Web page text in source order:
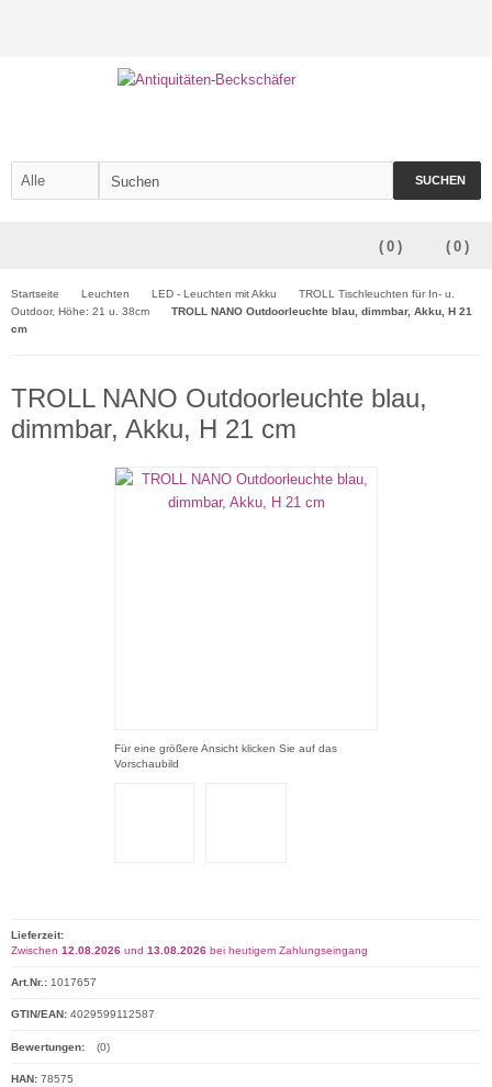
SUCHEN
( 0 )
( 0 )
Startseite Leuchten LED - Leuchten mit Akku
TROLL Tischleuchten für In- u.
Outdoor, Höhe: 21 u. 38cm
TROLL NANO Outdoorleuchte blau, dimmbar, Akku, H 21
cm
TROLL NANO Outdoorleuchte blau,
dimmbar, Akku, H 21 cm
Für eine größere Ansicht klicken Sie auf das
Vorschaubild
Lieferzeit:
Zwischen 12.08.2026 und 13.08.2026 bei heutigem Zahlungseingang
Art.Nr.: 1017657
GTIN/EAN: 4029599112587
Bewertungen: (0)
HAN: 78575